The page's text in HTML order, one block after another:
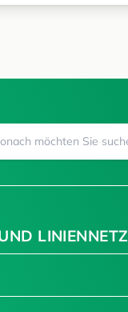
LINIENNETZ